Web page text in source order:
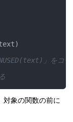
」をコー
対象の関数の前に